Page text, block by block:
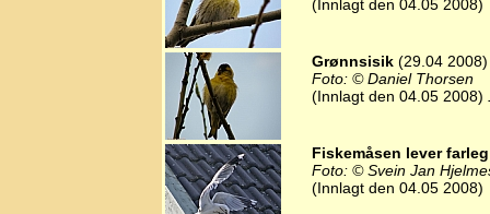
(Innlagt den 04.05 2008)
Grønnsisik (29.04 2008)
Foto: © Daniel Thorsen
(Innlagt den 04.05 2008)
Fiskemåsen lever
Foto: © Svein Jan
(Innlagt den 04.05 2008)